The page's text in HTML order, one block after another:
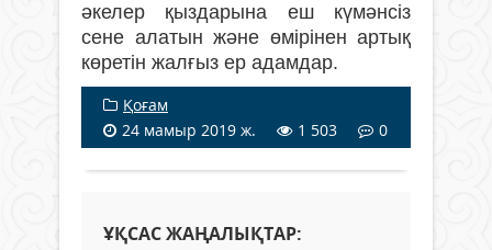
əкелер қыздарына еш күмәнсіз
сене алатын және өмірінен артық
көретін жалғыз ер адамдар.
Қоғам
24 мамыр 2019 ж.
1 503 0
ҰҚСАС ЖАҢАЛЫҚТАР: